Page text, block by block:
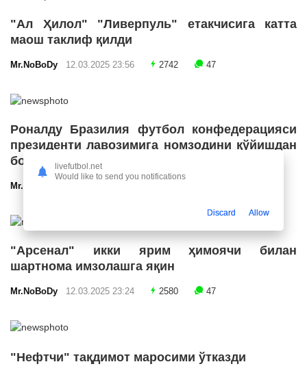
"Ал Ҳилол" "Ливерпуль" етакчисига катта
маош таклиф қилди
Mr.NoBoDy 12.03.2025 23:56 2742 47
Роналду Бразилия футбол конфедерацияси
президенти лавозимига номзодини қўйишдан
бош тортди
Mr.NoBoDy
"Арсенал" икки ярим ҳимоячи билан
шартнома имзолашга яқин
Mr.NoBoDy 12.03.2025 23:24 2580 47
"Нефтчи" тақдимот маросими ўтказди
livefutbol.net
Would like to send you notifications
Discard Allow